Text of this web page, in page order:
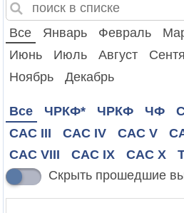
Все Январь Февраль
Июнь
Июль Август
Ноябрь
Декабрь
Все ЧРКФ* ЧРКФ ЧФ
CAC III
CAC IV CAC V
CAC VIII
CAC IX CAC X
Скрыть прошедшие